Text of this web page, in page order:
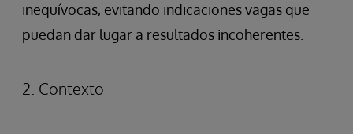
inequívocas, evitando indicaciones vagas que
puedan dar lugar a resultados incoherentes.
2. Contexto